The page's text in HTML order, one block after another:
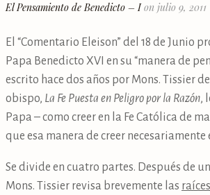
El Pensamiento de Benedicto – Ion julio 9, 2011
El “Comentario Eleison” del 18 de Junio
Papa Benedicto XVI en su “manera de
escrito hace dos años por Mons. Tissier
obispo, La Fe Puesta en Peligro por la Razón,
Papa – como creer en la Fe Católica de
que esa manera de creer
Se divide en cuatro partes. Después de
Mons. Tissier revisa brevemente las raíces